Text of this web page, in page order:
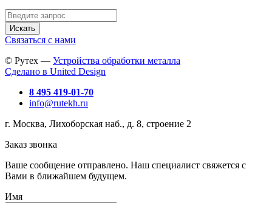
Искать
Связаться с нами
© Рутех — Устройства обработки металла
Сделано в United Design
8 495 419-01-70
info@rutekh.ru
г. Москва, Лихоборская наб., д. 8, строение 2
Заказ звонка
Ваше сообщение отправлено. Наш специалист свяжется с
Вами в ближайшем будущем.
Имя